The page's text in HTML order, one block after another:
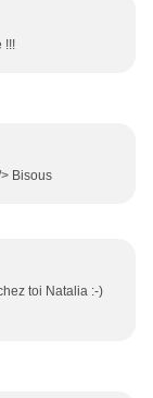
!!!
Bisous
toi Natalia :-)